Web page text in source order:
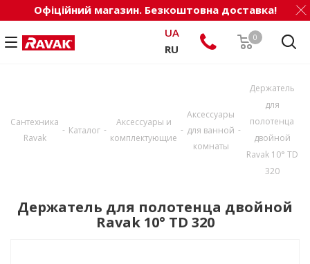
Офіційний магазин. Безкоштовна доставка!
0
UA
RU
Сантехника
Ravak
- Каталог -
Аксессуары и
комплектующие
-
Аксессуары
для ванной
комнаты
-
Держатель
для
полотенца
двойной
Ravak 10° TD
320
Держатель для полотенца двойной
Ravak 10° TD 320